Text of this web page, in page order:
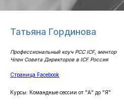
Татьяна Гординова
Профессиональный коуч PCC ICF, ментор
Член Совета Директоров в ICF Россия
Страница Facebook
Курсы: ​Командные сессии от "А" до "Я"